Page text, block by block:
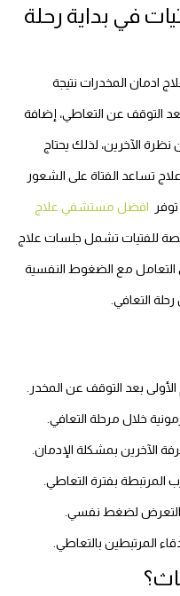
في بداية رحلة
ادمان المخدرات نتيجة
التوقف عن التعاطي، إضافة
نظرة الآخرين، لذلك يحتاج
تساعد الفتاة على الشعور
افضل مستشفي علاج
للفتيات تشمل جلسات علاج
مع الضغوط النفسية
التعافي.
بعد التوقف عن المخدر.
خلال مرحلة التعافي.
الآخرين بمشكلة الإدمان.
بفترة التعاطي.
التعرض لضغط نفسي.
المرتبطين بالتعاطي.